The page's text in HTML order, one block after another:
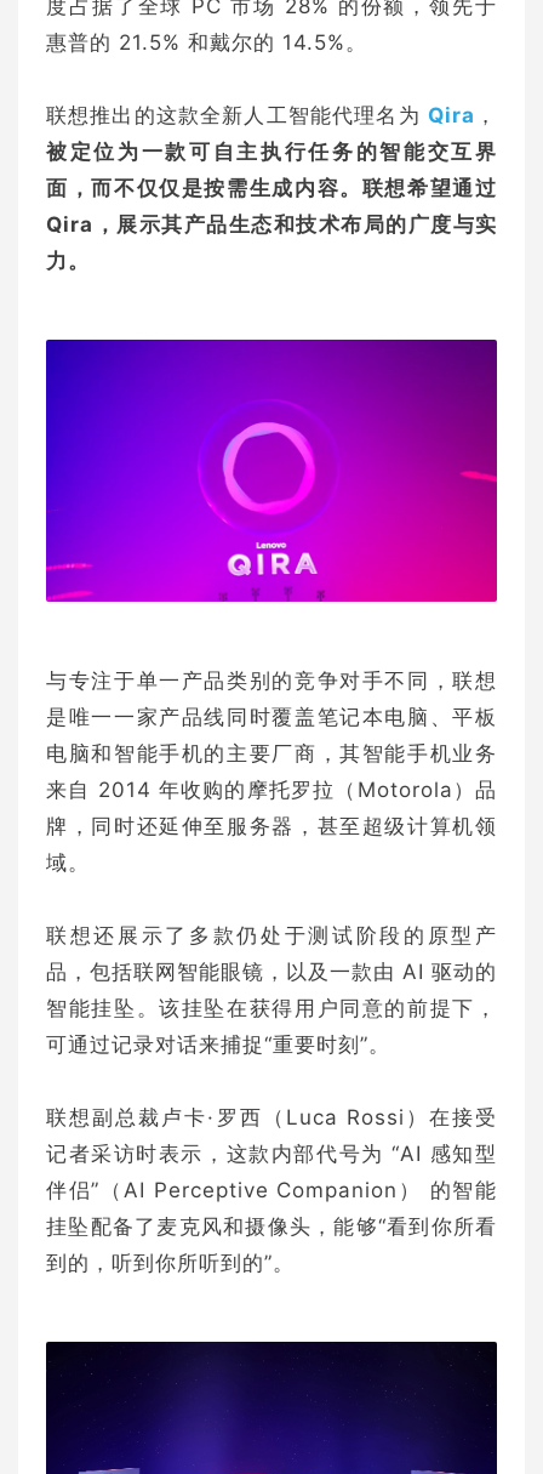
度占据了全球 PC 市场 28% 的份额，领先于
惠普的 21.5% 和戴尔的 14.5%。
联想推出的这款全新人工智能代理名为 Qira ，
被定位为一款可自主执行任务的智能交互界
面，而不仅仅是按需生成内容。 联想希望通过
Qira，展示其产品生态和技术布局的广度与实
力。
与专注于单一产品类别的竞争对手不同，联想
是唯一一家产品线同时覆盖笔记本电脑、平板
电脑和智能手机的主要厂商，其智能手机业务
来自 2014 年收购的摩托罗拉（Motorola）品
牌，同时还延伸至服务器，甚至超级计算机领
域。
联想还展示了多款仍处于测试阶段的原型产
品，包括联网智能眼镜，以及一款由 AI 驱动的
智能挂坠。该挂坠在获得用户同意的前提下，
可通过记录对话来捕捉“重要时刻”。
联想副总裁卢卡·罗西（Luca Rossi）在接受
记者采访时表示，这款内部代号为 “AI 感知型
伴侣”（AI Perceptive Companion） 的智能
挂坠配备了麦克风和摄像头，能够“看到你所看
到的，听到你所听到的”。